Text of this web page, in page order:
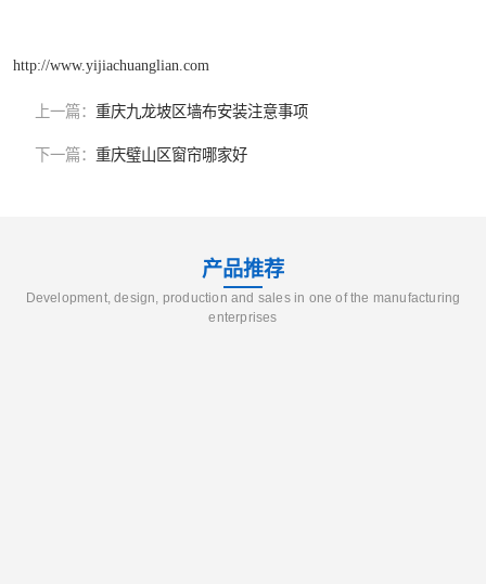
http://www.yijiachuanglian.com
上一篇： 重庆九龙坡区墙布安装注意事项
下一篇： 重庆璧山区窗帘哪家好
产品推荐
Development, design, production and sales in one of the manufacturing
enterprises